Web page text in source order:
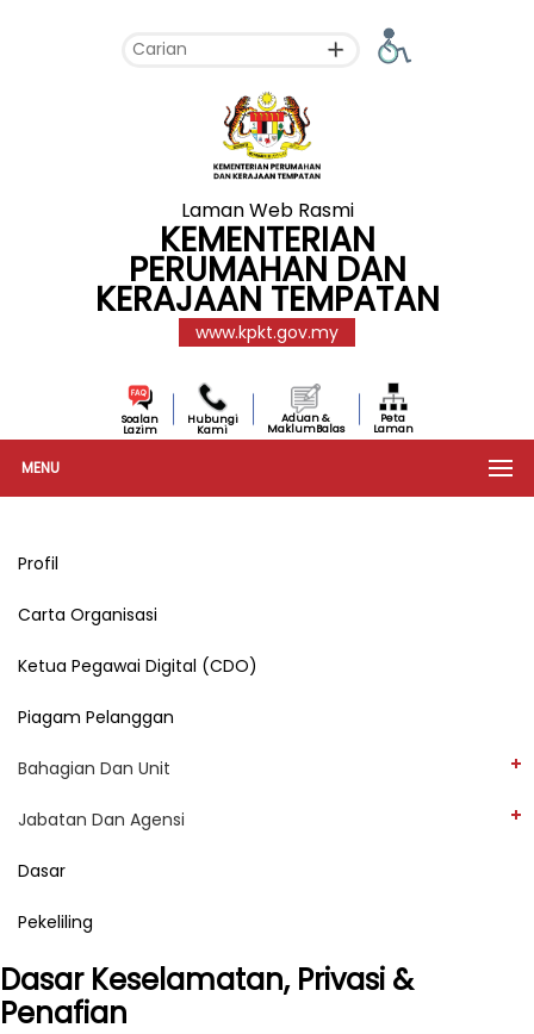
Laman Web Rasmi
KEMENTERIAN
PERUMAHAN DAN
KERAJAAN TEMPATAN
www.kpkt.gov.my
Soalan
Lazim
Hubungi
Kami
Aduan &
MaklumBalas
Peta
Laman
MENU
Profil
Carta Organisasi
Ketua Pegawai Digital (CDO)
Piagam Pelanggan
Bahagian Dan Unit
Jabatan Dan Agensi
Dasar
Pekeliling
Dasar Keselamatan, Privasi &
Penafian